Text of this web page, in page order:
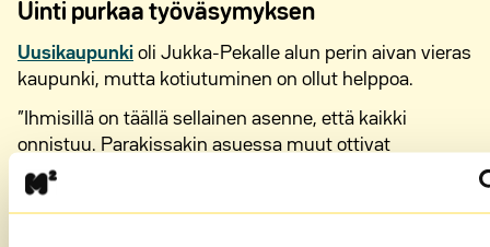
Uinti purkaa työväsymyksen
Uusikaupunki oli Jukka-Pekalle alun perin aivan vieras
kaupunki, mutta kotiutuminen on ollut helppoa.
”Ihmisillä on täällä sellainen asenne, että kaikki
onnistuu. Parakissakin asuessa muut ottivat
huomioon, että vuorotyön takia musiikkia ei soiteta
kovalla edes päiväsaikaan.”